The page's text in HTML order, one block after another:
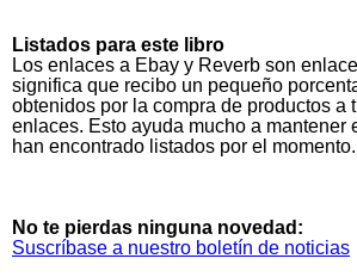
Listados para este libro
Los enlaces a Ebay y Reverb son
significa que recibo un pequeño
obtenidos por la compra de productos a
enlaces. Esto ayuda mucho a mantener
han encontrado listados por el momento.
No te pierdas ninguna novedad:
Suscríbase a nuestro boletín de noticias